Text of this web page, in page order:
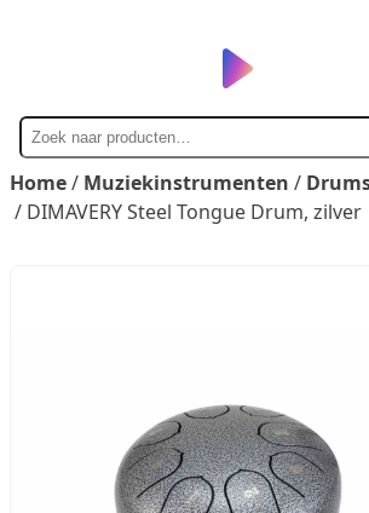
Zoek
naar
Home/ Muziekinstrumenten /
/ DIMAVERY Steel Tongue Drum, zilver